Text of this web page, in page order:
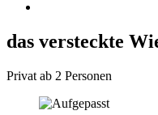
das versteckte
Privat ab 2 Personen